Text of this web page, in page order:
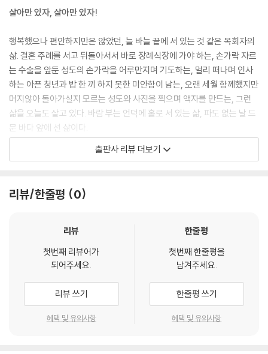
오늘 하루가 감사한 이유
다부지게 마음먹고 달려가면
열정이 식으면
좋은 습관 들이기
나쁜 습관 고치기
한 박자 빠르게
한계와 가능성
융합과 가열
내게 주어진 축복의 날들을 멋지게 삽시다
약속대로 정한 대로
끝까지 좋은 사람
실패가 습관이 되어서는 안 됩니다
5장 믿음으로 산다는 것
울한 것 같아 잠이 오지 않아도, 실망스러워 모든 것을 그만두고 싶어도, 무
능하다고 여겨도, 그 자리에 오래 있었더니, 그냥 그 자리에 오래오래 있었
더니, 세월의 흐름 속에 큰 나무가 되었습니다.
--- p.24
한 사람을 이해한다는 것은 매우 힘든 일입니다. 하지만 온 세상을 이해하
는 것과 한 사람을 이해하는 것은 같은 일입니다. 내 사고 구조를 바꾸어 그
에게 맞추지 않는 한 완전한 이해는 불가능합니다. 이는 곧 자기를 부인하
는 일입니다. 내 관점에서 먼저 판단하는 것이 아니라 그의 관점에서 이해
해야 합니다. 그렇게 하다 보면, 우리는 우리 자신이 그동안 얼마나 편협한
삶을 살았는지 깨닫게 됩니다.
--- p.42
우리 삶에는 때로 귀찮고 불편한 것이 있습니다. 하지만 좀 귀찮고 불편하
잠언의 말씀을 생각합니다.
들으면 입 개운한 차 한 잔 마신 것처럼 마음이 개운해지고, 읽으면 마음이
따뜻해지고 풍요로워지며, 그 삶의 모습을 보노라면 ‘인생이 이렇게 아름
다울 수 있구나’ 생각되는, 그러한 삶을 살았으면 좋겠습니다.
살아만 있자, 살아만 있자!
행복했으나 편안하지만은 않았던, 늘 바늘 끝에 서 있는 것 같은 목회자의
삶. 결혼 주례를 서고 뒤돌아서서 바로 장례식장에 가야 하는, 손가락 자르
는 수술을 앞둔 성도의 손가락을 어루만지며 기도하는, 멀리 떠나며 인사
하는 아픈 청년과 밥 한 끼 하지 못한 미안함이 남는, 오랜 세월 함께했지만
머지않아 돌아가실지 모르는 성도와 사진을 찍으며 액자를 만드는, 그런
삶을 오늘도 살고 있다. 바람 부는 언덕에 홀로 서 있는 삶, 파도 없는 날 드
문 바다 앞에 선 삶이다.
그는 누구나 “정말 가슴이 아파 숨쉬기 어렵고, 살아있는 것이 죽음보다 못
의 주문으로 여기며 “살아만 있자! 살아만 있자!”를 외치며 그 순간을 넘기
해가 뜨고 달이 지기 여럿이면 어느새 절벽을 벗어나 푸른 초원을 달리고
다감한 이웃으로, 위로와 평안이 필요한 사람들에게 구도자로 살아가며 느
끼는 생각들은 30년이라는 세월과 함께 무르익고 숙성되어 『살아있으니
살만합니다』라는 모습으로 우리에게 왔다.
이 세상은 감사하기로 마음먹으면 감사할 것 천지(1장_하늘 볼 수 있어 감
출판사 리뷰 더보기
리뷰/한줄평 0
리뷰
첫번째 리뷰어가
되어주세요.
리뷰 쓰기
혜택 및 유의사항
한줄평
첫번째 한줄평을
남겨주세요.
한줄평 쓰기
혜택 및 유의사항